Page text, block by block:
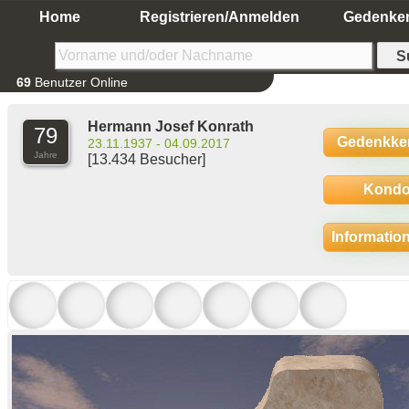
Home Registrieren/Anmelden
69 Benutzer Online
79
Jahre
Hermann Josef Konrath
23.11.1937 - 04.09.2017
[13.434 Besucher]